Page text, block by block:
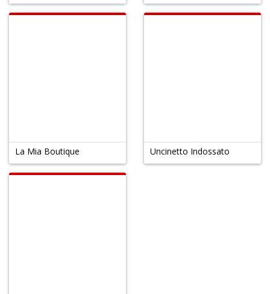
La Mia Boutique Uncinetto Indossato